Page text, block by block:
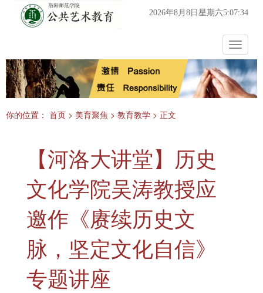
2026年8月8日星期六5:07:34
Toggle
你的位置： 首页 > 美育聚焦 > 教育教学 > 正文
【河洛大讲堂】历史
文化学院吴涛教授应
邀作《赓续历史文
脉，坚定文化自信》
专题讲座